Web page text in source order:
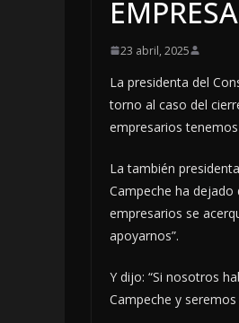
23 abril, 2025
La presidenta del
torno al caso del
empresarios
La también
Campeche ha
empresarios se
apoyarnos”.
Y dijo: “Si nosotros
Campeche y